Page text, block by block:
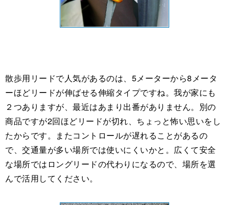
散歩用リードで人気があるのは、5メーターから8メータ
ーほどリードが伸ばせる伸縮タイプですね。我が家にも
２つありますが、最近はあまり出番がありません。別の
商品ですが2回ほどリードが切れ、ちょっと怖い思いをし
たからです。またコントロールが遅れることがあるの
で、交通量が多い場所では使いにくいかと。広くて安全
な場所ではロングリードの代わりになるので、場所を選
んで活用してください。